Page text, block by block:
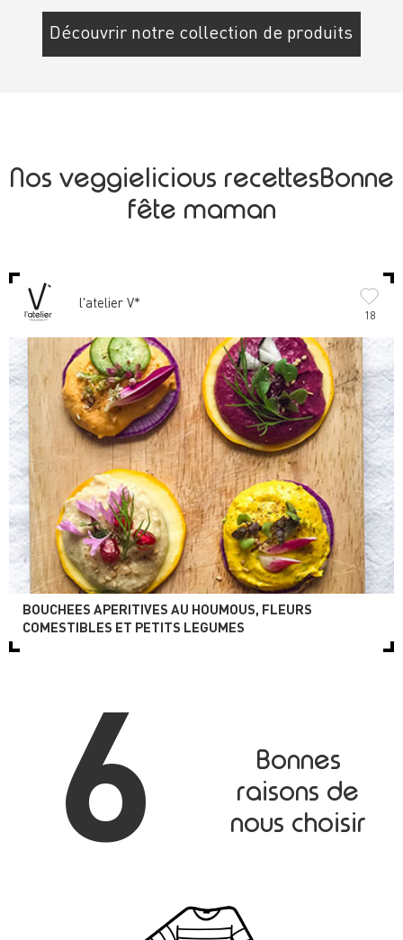
Découvrir notre collection de produits
Nos veggielicious recettesBonne
fête maman
l'atelier V*
18
BOUCHEES APERITIVES AU HOUMOUS, FLEURS
COMESTIBLES ET PETITS LEGUMES
6
Bonnes
raisons de
nous choisir